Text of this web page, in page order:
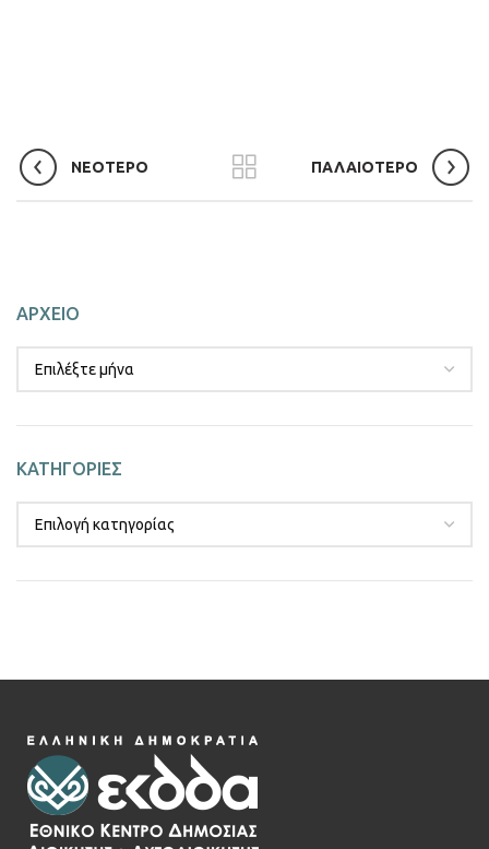
ΝΕΟΤΕΡΟ ΠΑΛΑΙΟΤΕΡΟ
ΑΡΧΕΙΟ
ΚΑΤΗΓΟΡΙΕΣ